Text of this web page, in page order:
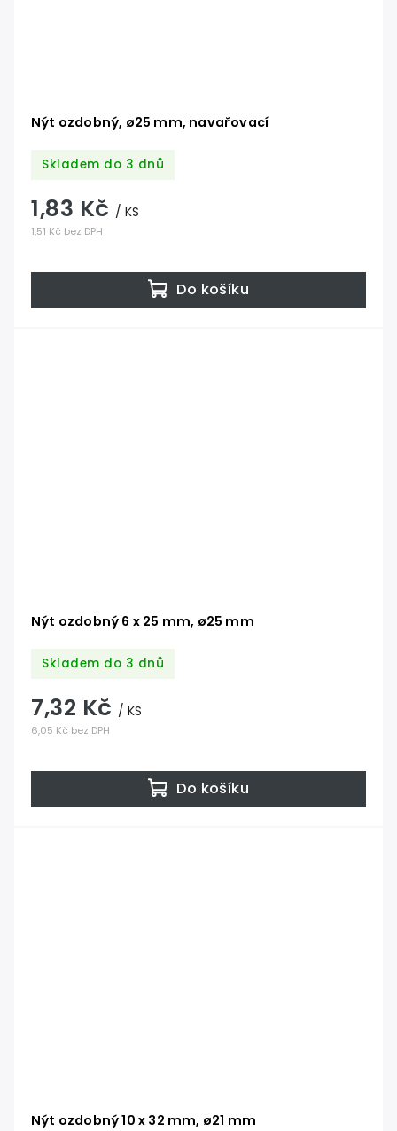
Nýt ozdobný, ø25 mm, navařovací
Skladem do 3 dnů
1,51 Kč bez DPH
1,83 Kč / KS
Do košíku
Nýt ozdobný 6 x 25 mm, ø25 mm
Skladem do 3 dnů
6,05 Kč bez DPH
7,32 Kč / KS
Do košíku
Nýt ozdobný 10 x 32 mm, ø21 mm